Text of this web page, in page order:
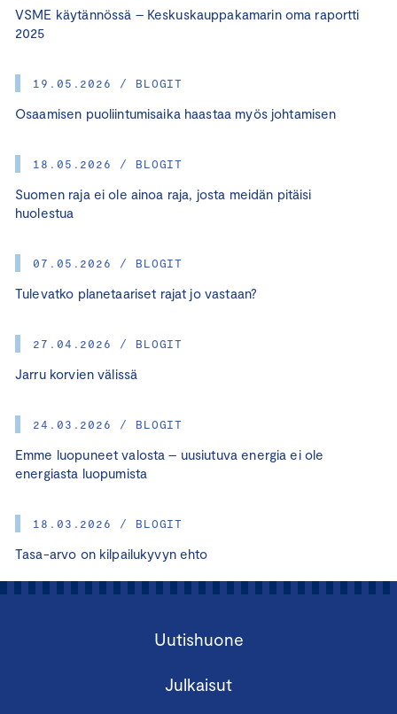
VSME käytännössä – Keskuskauppakamarin oma raportti
2025
19.05.2026 / BLOGIT
Osaamisen puoliintumisaika haastaa myös johtamisen
18.05.2026 / BLOGIT
Suomen raja ei ole ainoa raja, josta meidän pitäisi
huolestua
07.05.2026 / BLOGIT
Tulevatko planetaariset rajat jo vastaan?
27.04.2026 / BLOGIT
Jarru korvien välissä
24.03.2026 / BLOGIT
Emme luopuneet valosta – uusiutuva energia ei ole
energiasta luopumista
18.03.2026 / BLOGIT
Tasa-arvo on kilpailukyvyn ehto
Uutishuone
Julkaisut